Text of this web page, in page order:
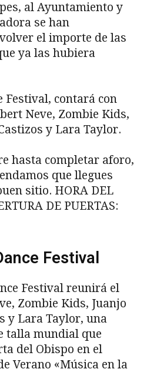
al Ayuntamiento y
se han
el importe de las
ya las hubiera
Festival, contará con
Neve, Zombie Kids,
y Lara Taylor.
hasta completar aforo,
que llegues
sitio. HORA DEL
DE PUERTAS:
Festival
Festival reunirá el
Zombie Kids, Juanjo
y Lara Taylor, una
talla mundial que
del Obispo en el
Verano «Música en la